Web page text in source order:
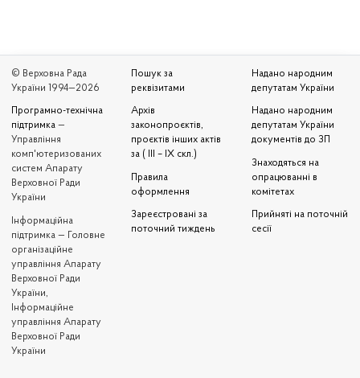
© Верховна Рада
України 1994—2026
Програмно-технічна
підтримка —
Управління
комп'ютеризованих
систем Апарату
Верховної Ради
України
Iнформаційна
підтримка — Головне
організаційне
управління Апарату
Верховної Ради
України,
Інформаційне
управління Апарату
Верховної Ради
України
Пошук за
реквізитами
Архів
законопроєктів,
проєктів інших актів
за ( III – IX скл.)
Правила
оформлення
Зареєстровані за
поточний тиждень
Надано народним
депутатам України
Надано народним
депутатам України
документів до ЗП
Знаходяться на
опрацюванні в
комітетах
Прийняті на поточній
сесії